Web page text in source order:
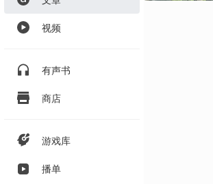
视频
有声书
商店
游戏库
播单